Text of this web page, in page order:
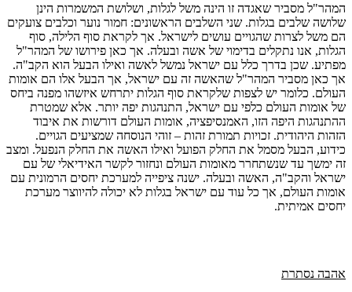
המהר"ל מסביר שאגדה זו הינה משל לגלות, ושלושת המשמרות הינן
שלושה שלבים בגלות. שני השלבים הראשונים: חמור נוער וכלבים צועקים
הם משל לצרות שהגויים עושים לישראל. אך לקראת סוף הלילה, סוף
הגלות, אנו נתקלים בדימוי של אשה ובעלה. אך כאן פירושו של המהר"ל
מפתיע. שכן בדרך כלל עם ישראל נמשל לאשה ואילו הבעל הוא הקב"ה.
אך כאן מסביר המהר"ל שהאשה זה עם ישראל, אך הבעל אלו הם אומות
העולם. כלומר יש לצפות שלקראת סוף הגלות יתרחש איזשהו מפנה ביחס
של אומות העולם כלפי עם ישראל, התנהגות יפה יותר. אלא שמטרת
ההתנהגות היפה הזו, האמנסיפציה, אומות העולם דורשות את איבוד
הזהות היהודית. זכויות תמורת זהות – זוהי הנוסחה שמציעים הגויים.
כידוע, הבעל מסמל את החלק הפועל ואילו האשה את החלק הנפעל. ומצב
זה ימשך עד שנשתחרר מאומות העולם ונחזור לקשר האידיאלי של עם
ישראל והקב"ה, האשה ובעלה. ישנה ציפייה למערכת יחסים הרמונית עם
אומות העולם, אך כל עוד עם ישראל בגלות לא יכולה להיווצר מערכת
יחסים אמיתית.
אהבה נסתרת